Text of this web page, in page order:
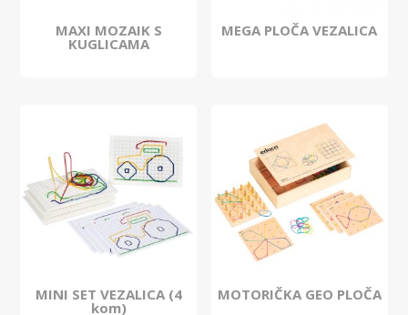
MAXI MOZAIK S
KUGLICAMA
MEGA PLOČA VEZALICA
MINI SET VEZALICA (4
kom)
MOTORIČKA GEO PLOČA